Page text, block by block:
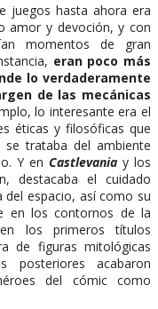
juegos hasta ahora era
amor y devoción, y con
momentos de gran
eran poco más
lo verdaderamente
de las mecánicas
lo interesante era el
éticas y filosóficas que
se trataba del ambiente
Y en Castlevania y los
destacaba el cuidado
espacio, así como su
en los contornos de la
los primeros títulos
de figuras mitológicas
posteriores acabaron
del cómic como